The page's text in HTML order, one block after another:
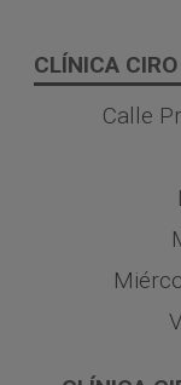
CLÍNICA
Calle